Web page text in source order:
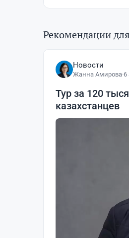
Рекомендации
Новости
Жанна Амирова·6
Тур за 120
казахстанцев